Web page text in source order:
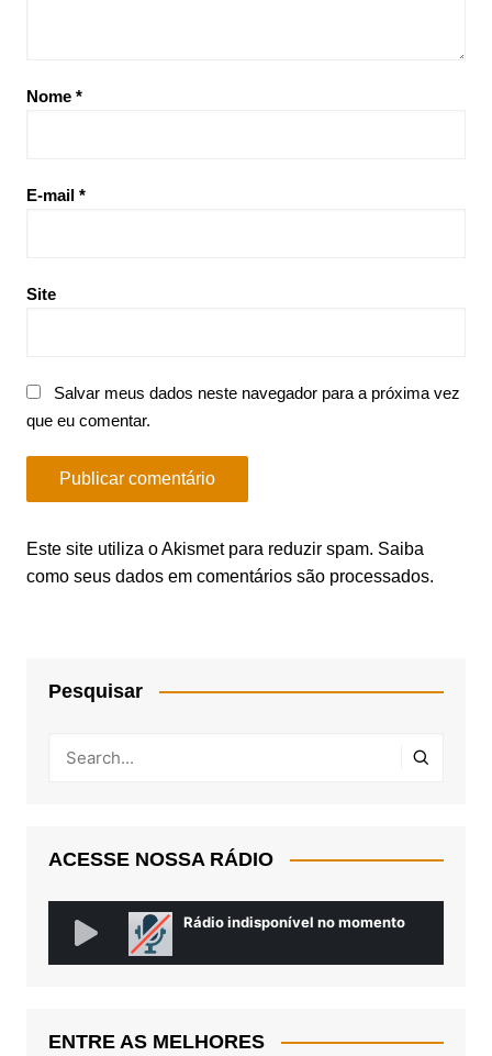
Nome *
E-mail *
Site
Salvar meus dados neste navegador para a próxima vez
que eu comentar.
Este site utiliza o Akismet para reduzir spam. Saiba
como seus dados em comentários são processados.
Pesquisar
ACESSE NOSSA RÁDIO
ENTRE AS MELHORES